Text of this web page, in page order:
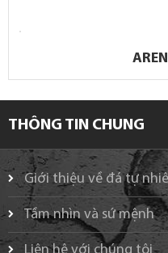
THÔNG TIN CHUNG
Giới thiệu về đá tự
Tầm nhìn và sứ mệnh